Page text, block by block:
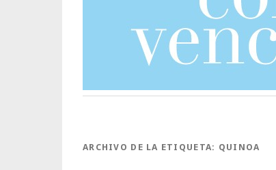
ARCHIVO DE LA ETIQUETA: QUINOA